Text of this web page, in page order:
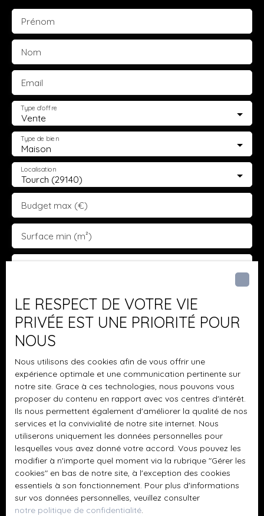
vitrage bois/alu, assainissement collectif au tout à
l'égout, pompe à chaleur air/air réversible (climatisation),
ballon d’eau chaude, petite cours extérieur pouvant
accueillir un deux roues.
Prénom
Nom
Email
Vente
Type d'offre
Maison
Type de bien
Tourch (29140)
Localisation
Budget max (€)
Surface min (m²)
J'accepte le traitement de mes données
personnelles conformément au RGPD. Si vous ne
souhaitez pas faire l'objet de prospection
commerciale par voie téléphonique, vous pouvez
au démarchage téléphonique, prévu par l'article
L223-1 du code de la consommation, sur le site
Internet www.bloctel.gouv.fr ou par courrier
adressé à :
Société Worldline, Service Bloctel, CS 61311, 41013
BLOIS CEDEX.
Pour en savoir plus sur le traitement de vos
données personnelles, veuillez consulter notre
politique de confidentialité.
LE RESPECT DE VOTRE VIE
PRIVÉE EST UNE PRIORITÉ POUR
NOUS
Nous utilisons des cookies afin de vous offrir une
expérience optimale et une communication pertinente sur
notre site. Grace à ces technologies, nous pouvons vous
proposer du contenu en rapport avec vos centres d'intérêt.
Ils nous permettent également d'améliorer la qualité de nos
services et la convivialité de notre site internet. Nous
utiliserons uniquement les données personnelles pour
lesquelles vous avez donné votre accord. Vous pouvez les
modifier à n'importe quel moment via la rubrique ″Gérer les
cookies″ en bas de notre site, à l'exception des cookies
essentiels à son fonctionnement. Pour plus d'informations
sur vos données personnelles, veuillez consulter
notre politique de confidentialité.